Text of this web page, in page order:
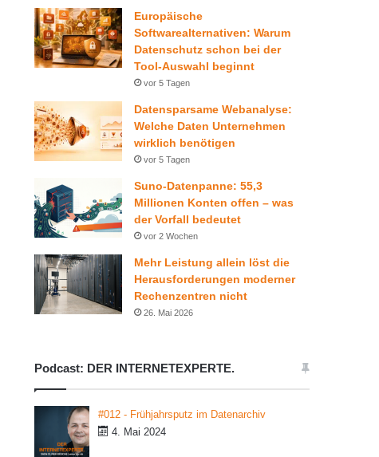
I
n
e
r
a
m
n
Europäische
Softwarealternativen: Warum
Datenschutz schon bei der
Tool-Auswahl beginnt
vor 5 Tagen
Datensparsame Webanalyse:
Welche Daten Unternehmen
wirklich benötigen
vor 5 Tagen
Suno-Datenpanne: 55,3
Millionen Konten offen – was
der Vorfall bedeutet
vor 2 Wochen
Mehr Leistung allein löst die
Herausforderungen moderner
Rechenzentren nicht
26. Mai 2026
Podcast: DER INTERNETEXPERTE.
#012 - Frühjahrsputz im Datenarchiv
4. Mai 2024